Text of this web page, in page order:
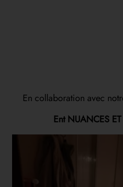
En collaboration avec
Ent NUANCES